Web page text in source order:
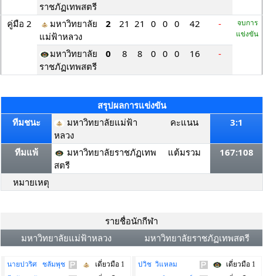
ราชภัฏเทพสตรี
คู่มือ 2
มหาวิทยาลัย
แม่ฟ้าหลวง
2 21 21 0 0 0 42 -
จบการ
แข่งขัน
มหาวิทยาลัย
ราชภัฏเทพสตรี
0 8 8 0 0 0 16 -
สรุปผลการแข่งขัน
ทีมชนะ
มหาวิทยาลัยแม่ฟ้า
หลวง
คะแนน 3:1
ทีมแพ้
มหาวิทยาลัยราชภัฏเทพ
สตรี
แต้มรวม 167:108
หมายเหตุ
รายชื่อนักกีฬา
มหาวิทยาลัยแม่ฟ้าหลวง
มหาวิทยาลัยราชภัฏเทพสตรี
นายปวริศ ชลัมพุช
เดี่ยวมือ 1
ปวิช วิแหลม
เดี่ยวมือ 1